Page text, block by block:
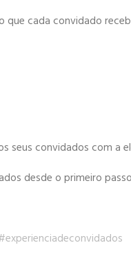
cada convidado
seus convidados com a
desde o primeiro